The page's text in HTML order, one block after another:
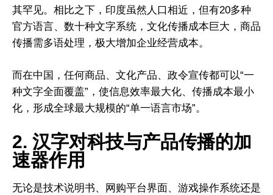
其罕见。相比之下，印度虽然人口相近，但有20多种
官方语言、数十种文字系统，文化传播成本巨大，商品
传播需多语处理，极大增加企业经营成本。
而在中国，任何商品、文化产品、政令宣传都可以“一
种文字全面覆盖”，使信息效率最大化、传播成本最小
化，形成全球最大规模的“单一语言市场”。
2. 汉字对科技与产品传播的加
速器作用
无论是技术说明书、网购平台界面、游戏操作系统还是